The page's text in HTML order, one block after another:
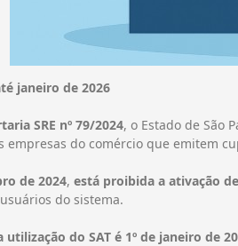
janeiro de 2026
SRE nº 79/2024, o Estado de São
empresas do comércio que emitem
de 2024, está proibida a ativação
do sistema.
do SAT é 1º de janeiro de